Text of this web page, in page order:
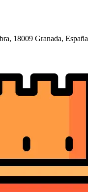
18009 Granada, España